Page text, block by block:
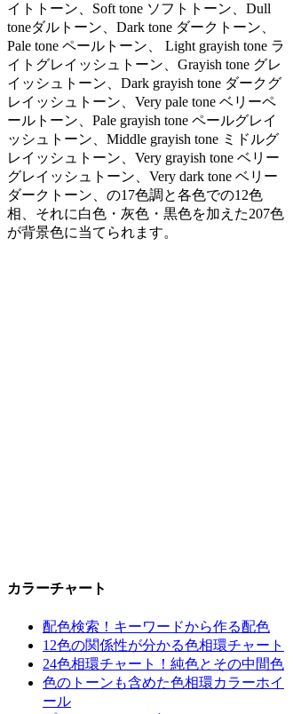
イトトーン、Soft tone ソフトトーン、Dull
toneダルトーン、Dark tone ダークトーン、
Pale tone ペールトーン、 Light grayish tone ラ
イトグレイッシュトーン、Grayish tone グレ
イッシュトーン、Dark grayish tone ダークグ
レイッシュトーン、Very pale tone ベリーペ
ールトーン、Pale grayish tone ペールグレイ
ッシュトーン、Middle grayish tone ミドルグ
レイッシュトーン、Very grayish tone ベリー
グレイッシュトーン、Very dark tone ベリー
ダークトーン、の17色調と各色での12色
相、それに白色・灰色・黒色を加えた207色
が背景色に当てられます。
カラーチャート
配色検索！キーワードから作る配色
12色の関係性が分かる色相環チャート
24色相環チャート！純色とその中間色
色のトーンも含めた色相環カラーホイ
ール